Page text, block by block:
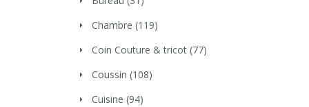
Chambre (119)
Coin Couture & tricot (77)
Coussin (108)
Cuisine (94)